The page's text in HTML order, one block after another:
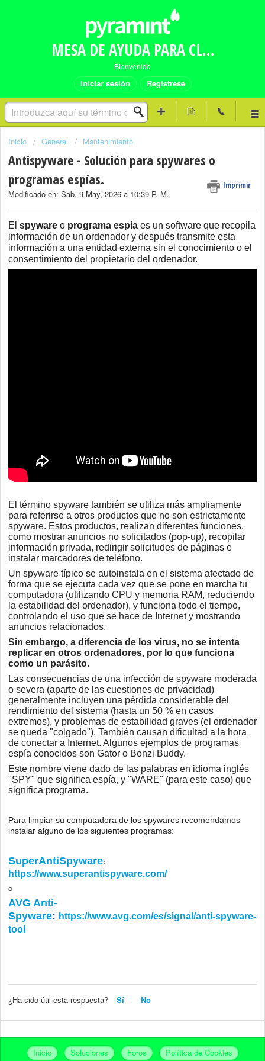
MESA DE AYUDA PARA CLIENTES PYRAMINT
Bienvenido
Iniciar sesión Regístrese
Inicio General Mantenimiento
Antispyware - Solución para spywares o
programas espías.
Imprimir
Modificado en: Sab, 9 May, 2026 a 10:39 P. M.
El spyware o programa espía es un software que recopila
información de un ordenador y después transmite esta
información a una entidad externa sin el conocimiento o el
consentimiento del propietario del ordenador.
El término spyware también se utiliza más ampliamente
para referirse a otros productos que no son estrictamente
spyware. Estos productos, realizan diferentes funciones,
como mostrar anuncios no solicitados (pop-up), recopilar
información privada, redirigir solicitudes de páginas e
instalar marcadores de teléfono.
Un spyware típico se autoinstala en el sistema afectado de
forma que se ejecuta cada vez que se pone en marcha tu
computadora (utilizando CPU y memoria RAM, reduciendo
la estabilidad del ordenador), y funciona todo el tiempo,
controlando el uso que se hace de Internet y mostrando
anuncios relacionados.
Sin embargo, a diferencia de los virus, no se intenta
replicar en otros ordenadores, por lo que funciona
como un parásito.
Las consecuencias de una infección de spyware moderada
o severa (aparte de las cuestiones de privacidad)
generalmente incluyen una pérdida considerable del
rendimiento del sistema (hasta un 50 % en casos
extremos), y problemas de estabilidad graves (el ordenador
se queda "colgado"). También causan dificultad a la hora
de conectar a Internet. Algunos ejemplos de programas
espía conocidos son Gator o Bonzi Buddy.
Este nombre viene dado de las palabras en idioma inglés
"SPY" que significa espía, y "WARE" (para este caso) que
significa programa.
Para limpiar su computadora de los spywares recomendamos
instalar alguno de los siguientes programas:
SuperAntiSpyware:
https://www.superantispyware.com/
o
AVG Anti-
Spyware: https://www.avg.com/es/signal/anti-spyware-
tool
¿Ha sido útil esta respuesta? Sí No
Inicio Soluciones Foros Política de Cookies